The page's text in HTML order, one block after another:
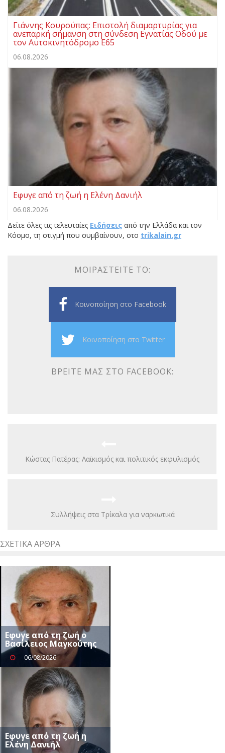
Γιάννης Κουρούπας: Επιστολή διαμαρτυρίας για
ανεπαρκή σήμανση στη σύνδεση Εγνατίας Οδού με
τον Αυτοκινητόδρομο Ε65
06.08.2026
Εφυγε από τη ζωή η Ελένη Δανιήλ
06.08.2026
Δείτε όλες τις τελευταίες Ειδήσεις από την Ελλάδα και τον
Κόσμο, τη στιγμή που συμβαίνουν, στο trikalain.gr
ΜΟΙΡΑΣΤΕΊΤΕ ΤΟ:
Κοινοποίηση στο Facebook
Κοινοποίηση στο Twitter
ΒΡΕΊΤΕ ΜΑΣ ΣΤΟ FACEBOOK:
Kώστας Πατέρας: Λαϊκισμός και πολιτικός εκφυλισμός
Συλλήψεις στα Τρίκαλα για ναρκωτικά
ΣΧΕΤΙΚΆ ΆΡΘΡΑ
Eφυγε από τη ζωή ο
Βασίλειος Μαγκούτης
06/08/2026
Εφυγε από τη ζωή η
Ελένη Δανιήλ